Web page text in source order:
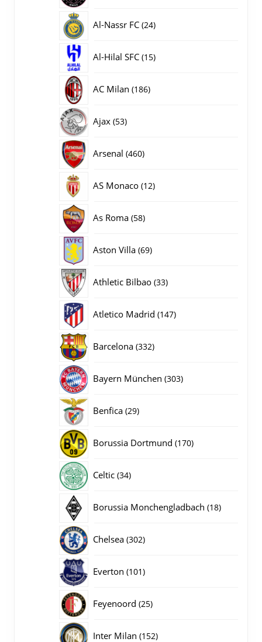
Al-Nassr FC 2424
Al-Hilal SFC 1515
AC Milan 186186
Ajax 5353
Arsenal 460460
AS Monaco 1212
As Roma 5858
Aston Villa 6969
Athletic Bilbao 3333
Atletico Madrid 147147
Barcelona 332332
Bayern München 303303
Benfica 2929
Borussia Dortmund 170170
Celtic 3434
Borussia Monchengladbach 1818
Chelsea 302302
Everton 101101
Feyenoord 2525
Inter Milan 152152